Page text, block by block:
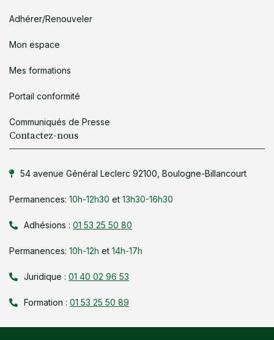
Adhérer/Renouveler
Mon espace
Mes formations
Portail conformité
Communiqués de Presse
Contactez-nous
54 avenue Général Leclerc 92100, Boulogne-Billancourt
Permanences: 10h-12h30 et 13h30-16h30
Adhésions : 01 53 25 50 80
Permanences: 10h-12h et 14h-17h
Juridique : 01 40 02 96 53
Formation : 01 53 25 50 89